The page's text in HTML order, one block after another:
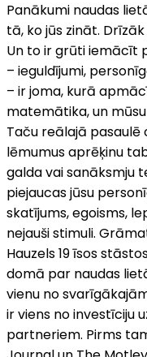
Panākumi naudas
tā, ko jūs zināt.
Un to ir grūti iemācīt
– ieguldījumi,
– ir joma, kurā
matemātika, un
Taču reālajā pasaulē
lēmumus aprēķinu
galda vai sanāksmju
piejaucas jūsu
skatījums, egoisms,
nejauši stimuli.
Hauzels 19 īsos
domā par naudas
vienu no
ir viens no investīciju
partneriem. Pirms